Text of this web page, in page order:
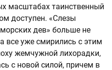
масштабах таинственный
доступен. «Слезы
дев» больше не
все уже смирились с этим
жемчужной лихорадки,
с новой силой, причем в